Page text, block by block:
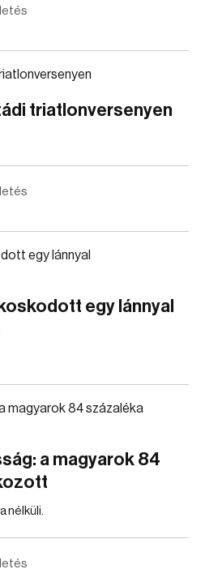
triatlonversenyen
egy lánnyal
a magyarok 84
nélküli.